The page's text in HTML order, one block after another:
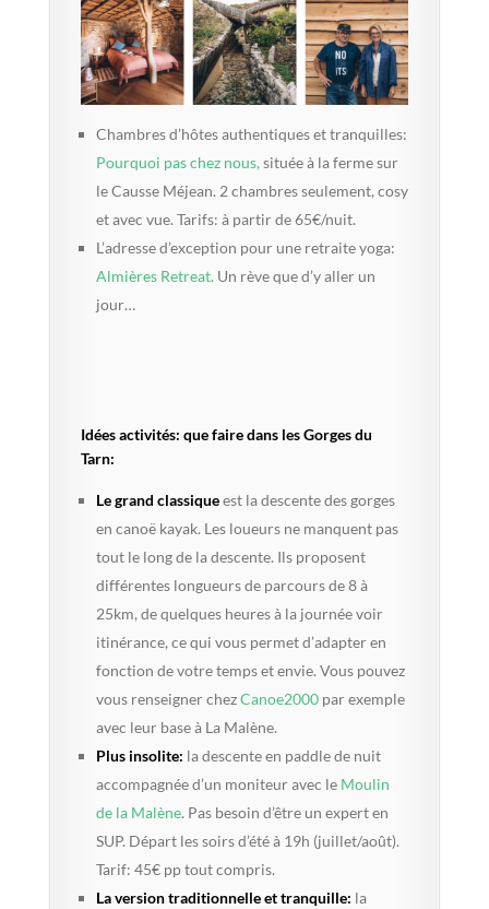
Chambres d’hôtes authentiques et tranquilles:
Pourquoi pas chez nous,située à la ferme sur
le Causse Méjean. 2 chambres seulement, cosy
et avec vue. Tarifs: à partir de 65€/nuit.
L’adresse d’exception pour une retraite yoga:
Almières Retreat. Un rève que d’y aller un
jour…
Idées activités: que faire dans les Gorges du
Tarn:
Le grand classiqueest la descente des gorges
en canoë kayak. Les loueurs ne manquent pas
tout le long de la descente. Ils proposent
différentes longueurs de parcours de 8 à
25km, de quelques heures à la journée voir
itinérance, ce qui vous permet d’adapter en
fonction de votre temps et envie. Vous pouvez
vous renseigner chezCanoe2000par exemple
avec leur base à La Malène.
Plus insolite: la descente en paddle de nuit
accompagnée d’un moniteur avec le Moulin
de la Malène. Pas besoin d’être un expert en
SUP. Départ les soirs d’été à 19h (juillet/août).
Tarif: 45€ pp tout compris.
La version traditionnelle et tranquille: la